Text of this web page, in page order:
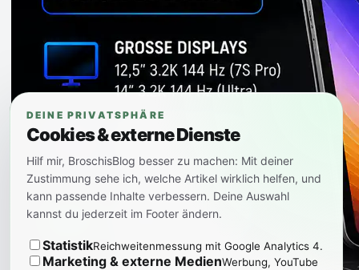
DEINE PRIVATSPHÄRE
Cookies & externe Dienste
Hilf mir, BroschisBlog besser zu machen: Mit deiner
Zustimmung sehe ich, welche Artikel wirklich helfen, und
kann passende Inhalte verbessern. Deine Auswahl
kannst du jederzeit im Footer ändern.
StatistikReichweitenmessung mit Google Analytics 4.
Marketing & externe MedienWerbung, YouTube